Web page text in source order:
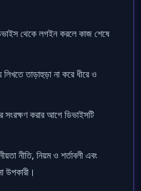
থেকে লগইন করলে কাজ শেষে
তাড়াহুড়া না করে ধীরে ও
করার আগে ডিভাইসটি
নীতি, নিয়ম ও শর্তাবলী এবং
উপকারী।